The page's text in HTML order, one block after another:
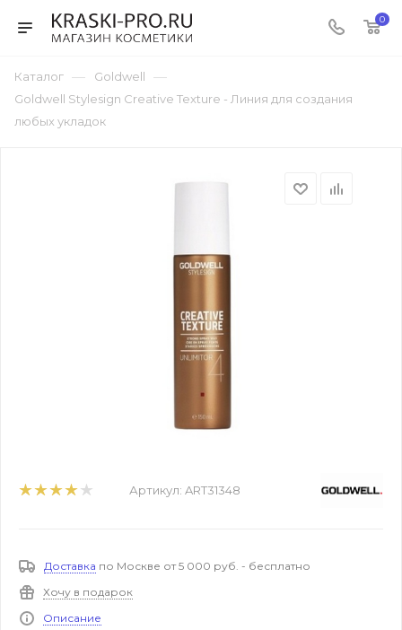
0
Каталог — Goldwell —
Goldwell Stylesign Creative Texture - Линия для создания
любых укладок
Артикул: ART31348
Доставка по Москве от 5 000 руб. - бесплатно
Хочу в подарок
Описание